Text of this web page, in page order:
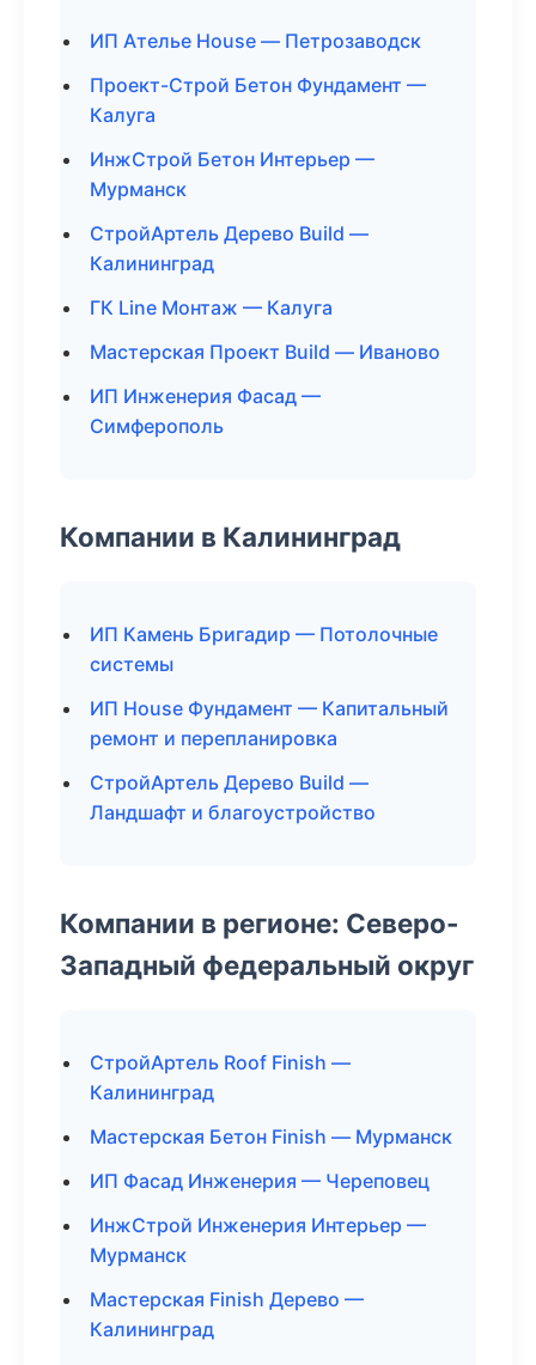
ИП Ателье House — Петрозаводск
Проект-Строй Бетон Фундамент —
Калуга
ИнжСтрой Бетон Интерьер —
Мурманск
СтройАртель Дерево Build —
Калининград
ГК Line Монтаж — Калуга
Мастерская Проект Build — Иваново
ИП Инженерия Фасад —
Симферополь
Компании в Калининград
ИП Камень Бригадир — Потолочные
системы
ИП House Фундамент — Капитальный
ремонт и перепланировка
СтройАртель Дерево Build —
Ландшафт и благоустройство
Компании в регионе: Северо-
Западный федеральный округ
СтройАртель Roof Finish —
Калининград
Мастерская Бетон Finish — Мурманск
ИП Фасад Инженерия — Череповец
ИнжСтрой Инженерия Интерьер —
Мурманск
Мастерская Finish Дерево —
Калининград